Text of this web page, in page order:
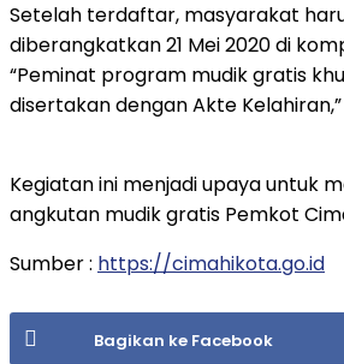
Setelah terdaftar, masyarakat
diberangkatkan 21 Mei 2020 di
“Peminat program mudik gratis
disertakan dengan Akte
Kegiatan ini menjadi upaya untuk
angkutan mudik gratis Pemkot
Sumber : https://cimahikota.go.id
Bagikan ke Facebook